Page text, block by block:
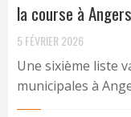
la course à Angers
5 FÉVRIER 2026
Une sixième liste
municipales à